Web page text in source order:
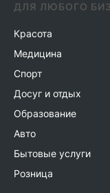
ДЛЯ ЛЮБОГО
Красота
Медицина
Спорт
Досуг и отдых
Образование
Авто
Бытовые услуги
Розница